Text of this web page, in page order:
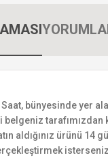
bünyesinde yer
aldığınız ürünü